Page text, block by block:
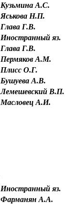
Кузьмина А.С.
Яськова Н.П.
Глава Г.В.
Иностранный яз.
Глава Г.В.
Пермяков А.М.
Плисс О.Г.
Бушуева А.В.
Лемешевский В.П.
Масловец А.И.
Иностранный яз.
Фарманян А.А.